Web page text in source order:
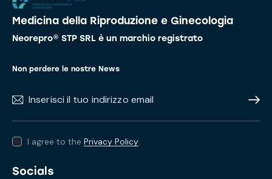
Medicina della Riproduzione e Ginecologia
Neorepro® STP SRL è un marchio registrato
Non perdere le nostre News
I agree to the Privacy Policy
Socials